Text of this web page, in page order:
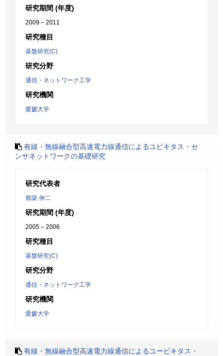
研究期間 (年度)
2009 – 2011
研究種目
基盤研究(C)
研究分野
通信・ネットワーク工学
研究機関
愛媛大学
有線・無線融合型高速電力線通信によるユビキタス・セ
ンサネットワークの基礎研究
研究代表者
都築 伸二
研究期間 (年度)
2005 – 2006
研究種目
基盤研究(C)
研究分野
通信・ネットワーク工学
研究機関
愛媛大学
有線・無線融合型高速電力線通信によるユービキタス・